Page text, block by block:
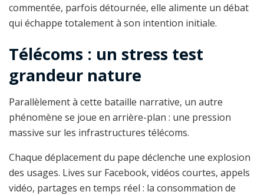
commentée, parfois détournée, elle alimente un débat
qui échappe totalement à son intention initiale.
Télécoms : un stress test
grandeur nature
Parallèlement à cette bataille narrative, un autre
phénomène se joue en arrière-plan : une pression
massive sur les infrastructures télécoms.
Chaque déplacement du pape déclenche une explosion
des usages. Lives sur Facebook, vidéos courtes, appels
vidéo, partages en temps réel : la consommation de